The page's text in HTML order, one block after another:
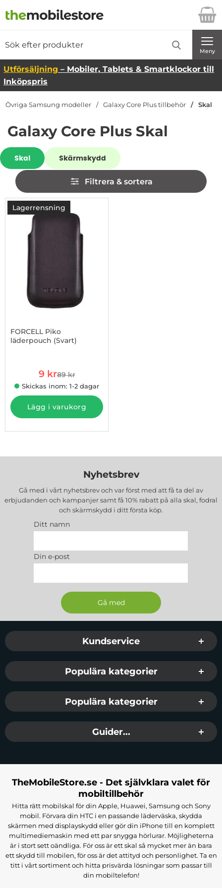
Startsidan för Danira Telecom AB
Meny
Utförsäljning – Mobiler, Tablets & Smartklockor till
Inköpspris
Övriga Samsung modeller Galaxy Core Plus tillbehör Skal
Galaxy Core Plus Skal
Underkategorier
Skal Skärmskydd
Hoppa
över
filtersektionen
Filtrera & sortera
Filtrera & sortera
produktlista
Lagerrensning
FORCELL Piko
läderpouch (Svart)
rea pris
9 krtidigare pris
89 kr
Skickas inom: 1-2 dagar
Lägg i varukorg
Nyhetsbrev
Gå med i vårt nyhetsbrev och var först med att få ta del av
erbjudanden och kampanjer samt få 10% rabatt på alla skal, fodral
och skärmskydd i ditt första köp.
Ditt namn
Din e-post
Sidfot Blandad info och länkar
Kundservice
Populära kategorier
Populära kategorier
Guider...
TheMobileStore.se - Det självklara valet för
mobiltillbehör
Hitta rätt mobilskal för din Apple, Huawei, Samsung och Sony
mobil. Förvara din HTC i en passande läderväska, skydda
skärmen med displayskydd eller gör din iPhone till en komplett
multimediemaskin med ett par snygga hörlurar. Möjligheterna
är i stort sett oändliga. För oss är ett skal så mycket mer än bara
ett skydd till mobilen, för oss är det attityd och personlighet. Ta en
titt i vårt sortiment och hitta prisvärda lösningar som passar till
din mobiltelefon!